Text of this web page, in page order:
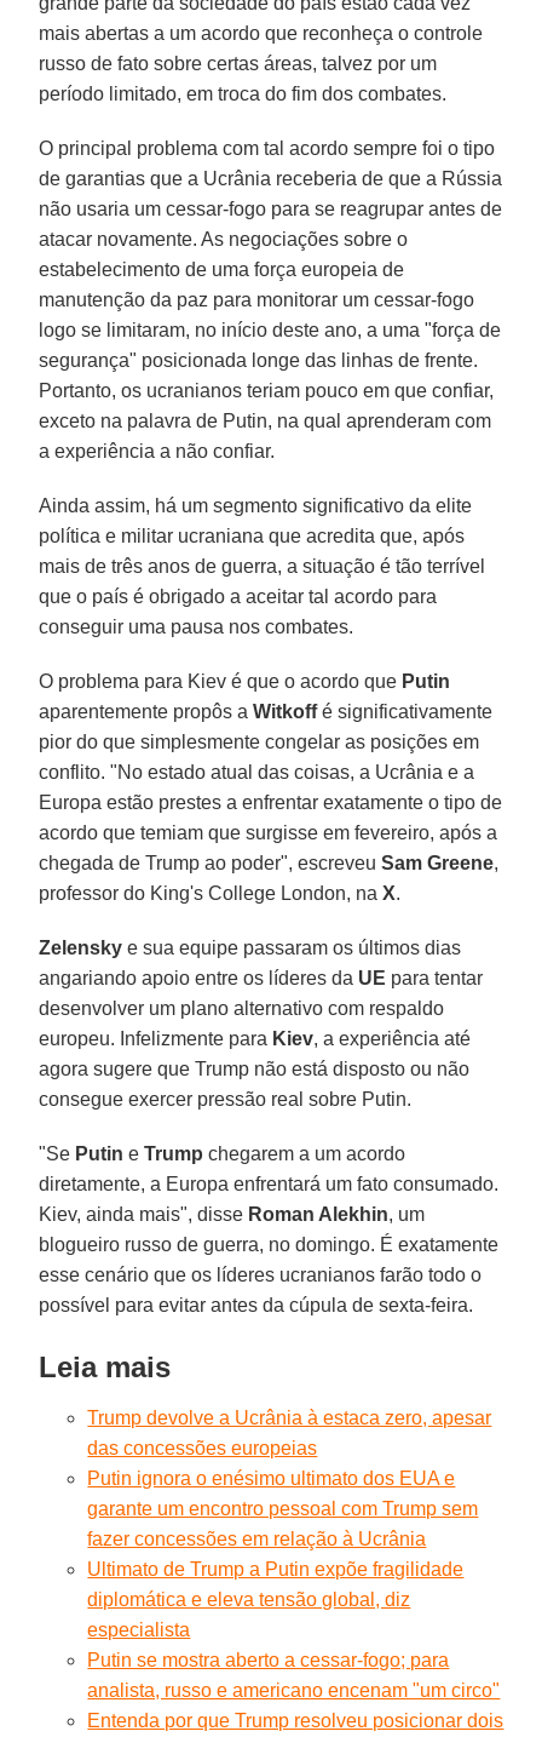
mais abertas a um acordo que reconheça o controle
russo de fato sobre certas áreas, talvez por um
período limitado, em troca do fim dos combates.
O principal problema com tal acordo sempre foi o tipo
de garantias que a Ucrânia receberia de que a Rússia
não usaria um cessar-fogo para se reagrupar antes de
atacar novamente. As negociações sobre o
estabelecimento de uma força europeia de
manutenção da paz para monitorar um cessar-fogo
logo se limitaram, no início deste ano, a uma "força de
segurança" posicionada longe das linhas de frente.
Portanto, os ucranianos teriam pouco em que confiar,
exceto na palavra de Putin, na qual aprenderam com
a experiência a não confiar.
Ainda assim, há um segmento significativo da elite
política e militar ucraniana que acredita que, após
mais de três anos de guerra, a situação é tão terrível
que o país é obrigado a aceitar tal acordo para
conseguir uma pausa nos combates.
O problema para Kiev é que o acordo que Putin
aparentemente propôs aWitkoffé significativamente
pior do que simplesmente congelar as posições em
conflito. "No estado atual das coisas, a Ucrânia e a
Europa estão prestes a enfrentar exatamente o tipo de
acordo que temiam que surgisse em fevereiro, após a
chegada de Trump ao poder", escreveuSam Greene,
professor do King's College London, naX.
Zelensky e sua equipe passaram os últimos dias
angariando apoio entre os líderes da UE para tentar
desenvolver um plano alternativo com respaldo
europeu. Infelizmente para Kiev, a experiência até
agora sugere que Trump não está disposto ou não
consegue exercer pressão real sobre Putin.
"Se Putin eTrump chegarem a um acordo
diretamente, a Europa enfrentará um fato consumado.
Kiev, ainda mais", disse Roman Alekhin, um
blogueiro russo de guerra, no domingo. É exatamente
esse cenário que os líderes ucranianos farão todo o
possível para evitar antes da cúpula de sexta-feira.
Leia mais
Trump devolve a Ucrânia à estaca zero, apesar
das concessões europeias
Putin ignora o enésimo ultimato dos EUA e
garante um encontro pessoal com Trump sem
fazer concessões em relação à Ucrânia
Ultimato de Trump a Putin expõe fragilidade
diplomática e eleva tensão global, diz
especialista
Putin se mostra aberto a cessar-fogo; para
analista, russo e americano encenam "um circo"
Entenda por que Trump resolveu posicionar dois